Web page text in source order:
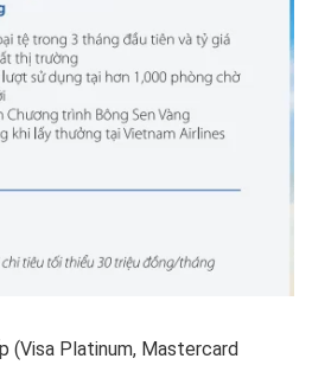
(Visa Platinum, Mastercard